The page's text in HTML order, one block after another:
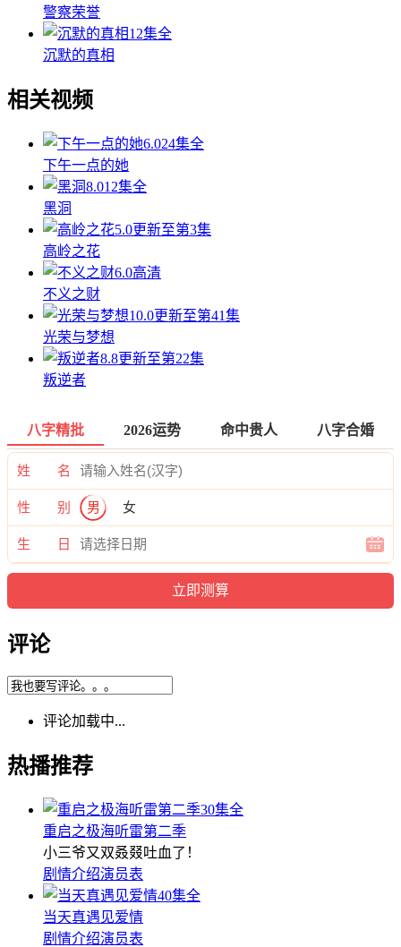
警察荣誉
12集全
沉默的真相
相关视频
6.024集全
下午一点的她
8.012集全
黑洞
5.0更新至第3集
高岭之花
6.0高清
不义之财
10.0更新至第41集
光荣与梦想
8.8更新至第22集
叛逆者
八字精批 2026运势 命中贵人 八字合婚
姓 名
性 别 男 女
生 日
评论
评论加载中...
热播推荐
30集全
重启之极海听雷第二季
小三爷又双叒叕吐血了！
剧情介绍演员表
40集全
当天真遇见爱情
剧情介绍演员表